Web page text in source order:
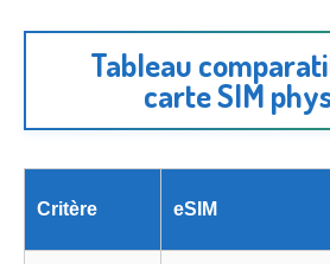
Tableau
carte SIM
Critère eSIM